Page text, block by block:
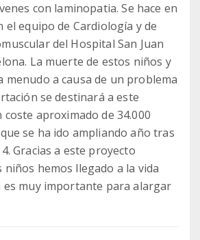
con laminopatia. Se hace en
el equipo de Cardiología y de
del Hospital San Juan
La muerte de estos niños y
menudo a causa de un problema
se destinará a este
aproximado de 34.000
se ha ido ampliando año tras
Gracias a este proyecto
niños hemos llegado a la vida
es muy importante para alargar